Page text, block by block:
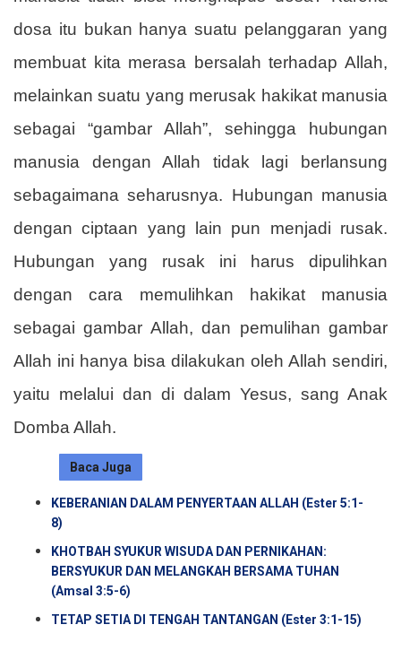
dosa itu bukan hanya suatu pelanggaran yang
membuat kita merasa bersalah terhadap Allah,
melainkan suatu yang merusak hakikat manusia
sebagai “gambar Allah”, sehingga hubungan
manusia dengan Allah tidak lagi berlansung
sebagaimana seharusnya. Hubungan manusia
dengan ciptaan yang lain pun menjadi rusak.
Hubungan yang rusak ini harus dipulihkan
dengan cara memulihkan hakikat manusia
sebagai gambar Allah, dan pemulihan gambar
Allah ini hanya bisa dilakukan oleh Allah sendiri,
yaitu melalui dan di dalam Yesus, sang Anak
Domba Allah.
Baca Juga
KEBERANIAN DALAM PENYERTAAN ALLAH (Ester 5:1-
8)
KHOTBAH SYUKUR WISUDA DAN PERNIKAHAN:
BERSYUKUR DAN MELANGKAH BERSAMA TUHAN
(Amsal 3:5-6)
TETAP SETIA DI TENGAH TANTANGAN (Ester 3:1-15)